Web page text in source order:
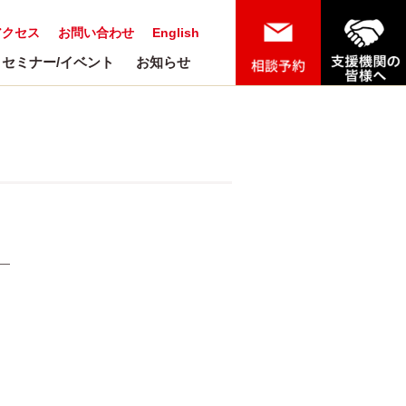
English
お問い合わせ
セス
セミナー/イベント お知らせ